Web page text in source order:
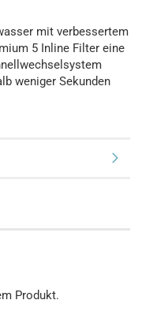
mit verbessertem
5 Inline Filter eine
weniger Sekunden
Produkt.